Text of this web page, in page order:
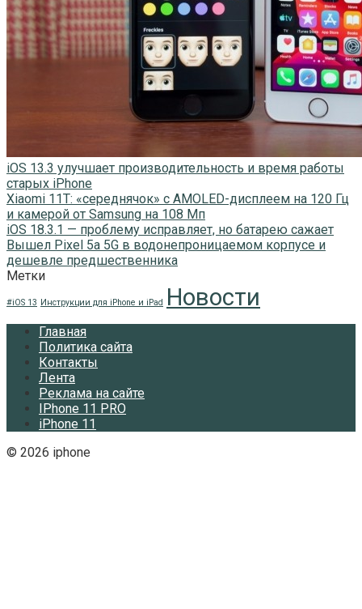
iOS 13.3 улучшает производительность и время работы
старых iPhone
Xiaomi 11T: «середнячок» с AMOLED-дисплеем на 120 Гц
и камерой от Samsung на 108 Мп
iOS 18.3.1 — проблему исправляет, но батарею сажает
Вышел Pixel 5a 5G в водонепроницаемом корпусе и
дешевле предшественника
Метки
#iOS 13 Инструкции для iPhone и iPad Новости
Главная
Политика сайта
Контакты
Лента
Реклама на сайте
IPhone 11 PRO
iPhone 11
© 2026 iphone